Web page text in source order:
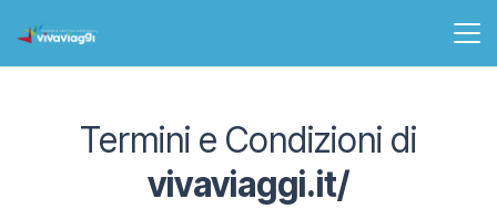
Termini e Condizioni di
vivaviaggi.it/